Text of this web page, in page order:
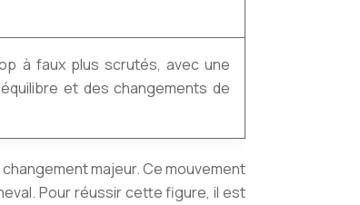
à faux plus scrutés, avec une
et des changements de
majeur. Ce mouvement
Pour réussir cette figure, il est